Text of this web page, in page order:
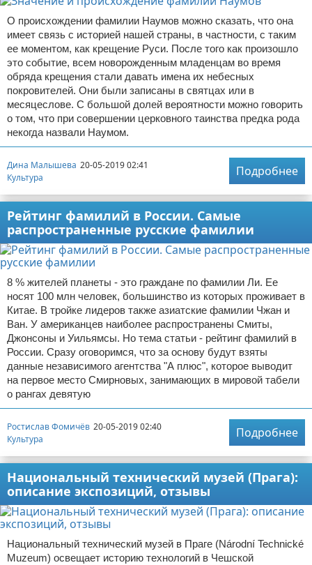
О происхождении фамилии Наумов можно сказать, что она
имеет связь с историей нашей страны, в частности, с таким
ее моментом, как крещение Руси. После того как произошло
это событие, всем новорожденным младенцам во время
обряда крещения стали давать имена их небесных
покровителей. Они были записаны в святцах или в
месяцеслове. С большой долей вероятности можно говорить
о том, что при совершении церковного таинства предка рода
некогда назвали Наумом.
Дина Малышева 20-05-2019 02:41
Культура
Подробнее
Рейтинг фамилий в России. Самые
распространенные русские фамилии
8 % жителей планеты - это граждане по фамилии Ли. Ее
носят 100 млн человек, большинство из которых проживает в
Китае. В тройке лидеров также азиатские фамилии Чжан и
Ван. У американцев наиболее распространены Смиты,
Джонсоны и Уильямсы. Но тема статьи - рейтинг фамилий в
России. Сразу оговоримся, что за основу будут взяты
данные независимого агентства "А плюс", которое выводит
на первое место Смирновых, занимающих в мировой табели
о рангах девятую
Ростислав Фомичёв 20-05-2019 02:40
Культура
Подробнее
Национальный технический музей (Прага):
описание экспозиций, отзывы
Национальный технический музей в Праге (Národní Technické
Muzeum) освещает историю технологий в Чешской